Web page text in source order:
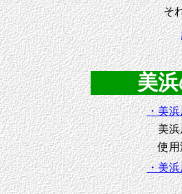
そ
美
・美
美浜
使用
・美